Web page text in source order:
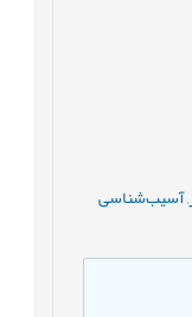
آسیب‌شناسی